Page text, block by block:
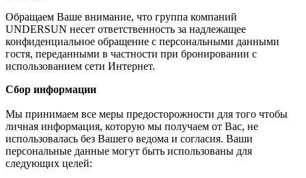
Обращаем Ваше внимание, что группа компаний
UNDERSUN несет ответственность за надлежащее
конфиденциальное обращение с персональными данными
гостя, переданными в частности при бронировании с
использованием сети Интернет.
Сбор информации
Мы принимаем все меры предосторожности для того чтобы
личная информация, которую мы получаем от Вас, не
использовалась без Вашего ведома и согласия. Ваши
персональные данные могут быть использованы для
следующих целей: